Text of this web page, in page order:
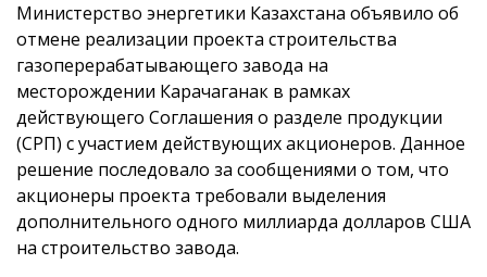
Министерство энергетики Казахстана объявило об
отмене реализации проекта строительства
газоперерабатывающего завода на
месторождении Карачаганак в рамках
действующего Соглашения о разделе продукции
(СРП) с участием действующих акционеров. Данное
решение последовало за сообщениями о том, что
акционеры проекта требовали выделения
дополнительного одного миллиарда долларов США
на строительство завода.